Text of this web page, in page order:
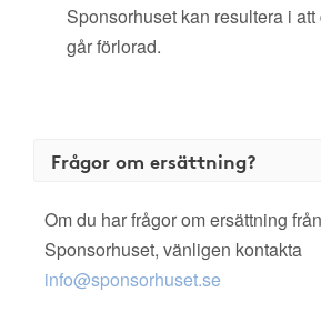
Sponsorhuset kan resultera i
går förlorad.
Frågor om ersättning?
Om du har frågor om ersättning
Sponsorhuset, vänligen kontakta
info@sponsorhuset.se